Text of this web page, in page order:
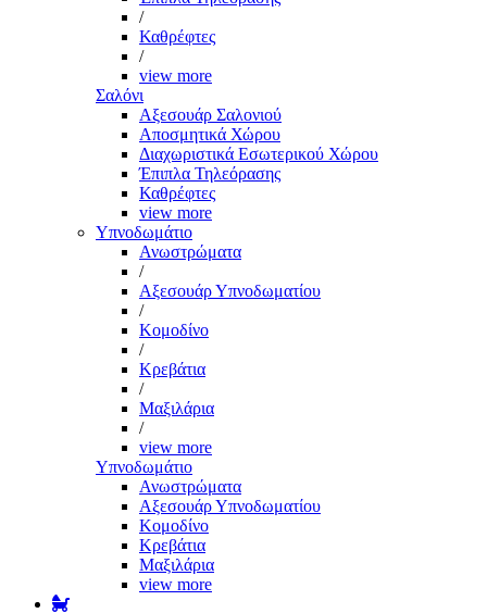
/
Καθρέφτες
/
view more
Σαλόνι
Αξεσουάρ Σαλονιού
Αποσμητικά Χώρου
Διαχωριστικά Εσωτερικού Χώρου
Έπιπλα Τηλεόρασης
Καθρέφτες
view more
Υπνοδωμάτιο
Ανωστρώματα
/
Αξεσουάρ Υπνοδωματίου
/
Κομοδίνο
/
Κρεβάτια
/
Μαξιλάρια
/
view more
Υπνοδωμάτιο
Ανωστρώματα
Αξεσουάρ Υπνοδωματίου
Κομοδίνο
Κρεβάτια
Μαξιλάρια
view more